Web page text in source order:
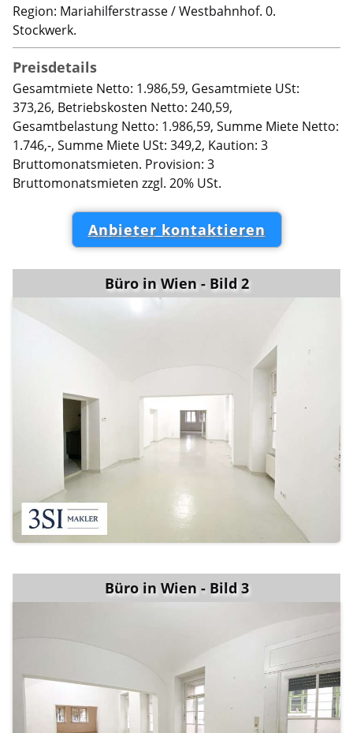
Region: Mariahilferstrasse / Westbahnhof. 0.
Stockwerk.
Preisdetails
Gesamtmiete Netto: 1.986,59, Gesamtmiete USt:
373,26, Betriebskosten Netto: 240,59,
Gesamtbelastung Netto: 1.986,59, Summe Miete Netto:
1.746,-, Summe Miete USt: 349,2, Kaution: 3
Bruttomonatsmieten. Provision: 3
Bruttomonatsmieten zzgl. 20% USt.
Anbieter kontaktieren
Büro in Wien - Bild 2
Büro in Wien - Bild 3